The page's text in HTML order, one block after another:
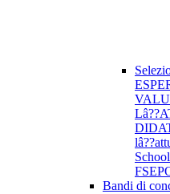
Bandi di